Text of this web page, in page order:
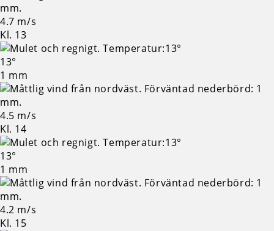
4.7 m/s
Kl. 13
13°
1 mm
4.5 m/s
Kl. 14
13°
1 mm
4.2 m/s
Kl. 15